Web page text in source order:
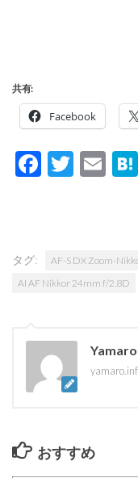
共有:
Facebook
タグ:
AF-S DX Zoom-
AI AF Nikkor 24mm f/2.8D
Yamaro
おすすめ